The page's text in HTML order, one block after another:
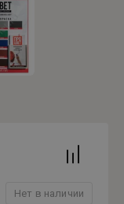
Нет в наличии